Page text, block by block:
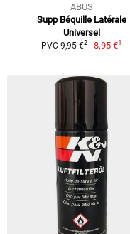
ABUS
Supp Béquille Latérale
Universel
PVC 9,95 €2 8,95 €1